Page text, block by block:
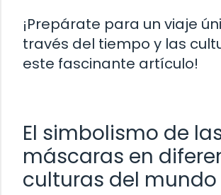
¡Prepárate para un viaje
través del tiempo y las
este fascinante artículo!
El simbolismo de
máscaras en
culturas del mundo